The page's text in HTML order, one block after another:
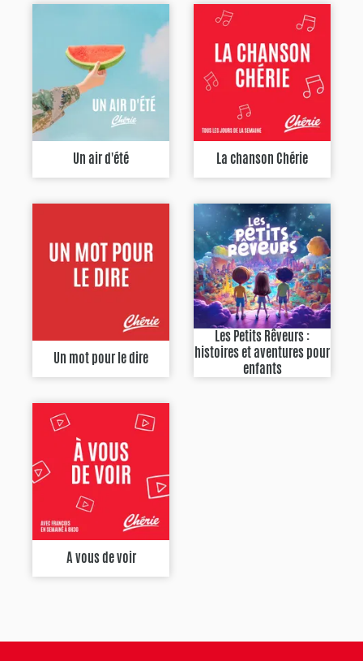
Un air d'été La chanson Chérie
Un mot pour le dire
Les Petits Rêveurs :
histoires et aventures pour
enfants
A vous de voir